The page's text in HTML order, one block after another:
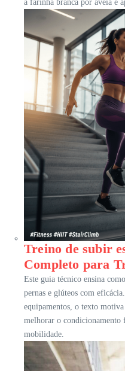
a farinha branca por aveia e
Treino de subir
Completo para
Este guia técnico ensina
pernas e glúteos com
equipamentos, o texto
melhorar o condicionamento
mobilidade.